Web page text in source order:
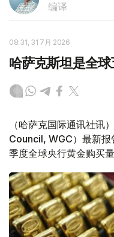
编译
08:31, 31 7月 2026
哈萨克斯坦是全
（哈萨克国际通讯社讯
Council, WGC）最新
季度全球央行黄金购买